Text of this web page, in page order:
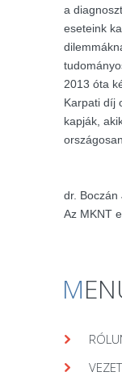
a
eseteink
2013 óta
Karpati díj
kapják,
dr. Boczán
Az MKNT
M